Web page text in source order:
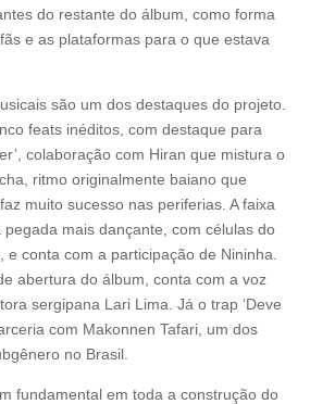
do restante do álbum, como forma
e as plataformas para o que estava
são um dos destaques do projeto.
feats inéditos, com destaque para
colaboração com Hiran que mistura o
ritmo originalmente baiano que
muito sucesso nas periferias. A faixa
pegada mais dançante, com células do
e conta com a participação de Nininha.
de abertura do álbum, conta com a voz
sergipana Lari Lima. Já o trap ‘Deve
com Makonnen Tafari, um dos
no Brasil.
fundamental em toda a construção do